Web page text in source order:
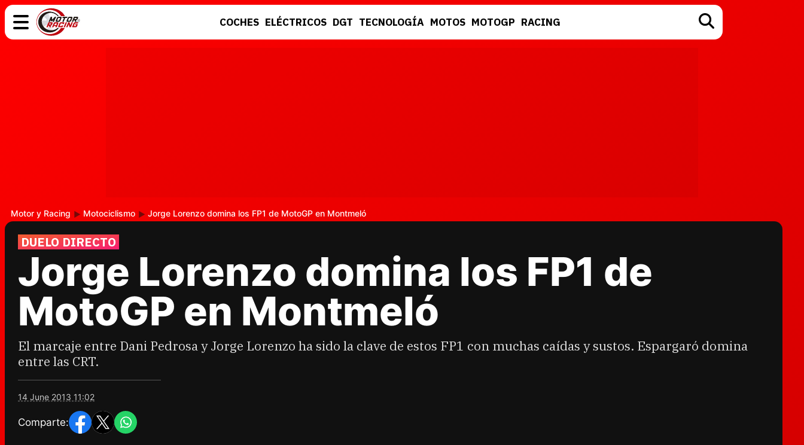
COCHES ELÉCTRICOS DGT TECNOLOGÍA MOTOS MOTOGP RACING
Motor y Racing Motociclismo Jorge Lorenzo domina los FP1 de MotoGP en Montmeló
DUELO DIRECTO
Jorge Lorenzo domina los FP1 de
MotoGP en Montmeló
El marcaje entre Dani Pedrosa y Jorge Lorenzo ha sido la clave de estos FP1 con muchas caídas y sustos. Espargaró domina
entre las CRT.
14 June 2013 11:02
Comparte: